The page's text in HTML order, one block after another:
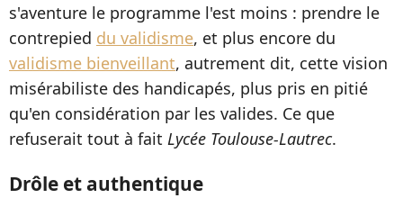
s'aventure le programme l'est moins : prendre le
contrepied du validisme, et plus encore du
validisme bienveillant, autrement dit, cette vision
misérabiliste des handicapés, plus pris en pitié
qu'en considération par les valides. Ce que
refuserait tout à fait Lycée Toulouse-Lautrec.
Drôle et authentique